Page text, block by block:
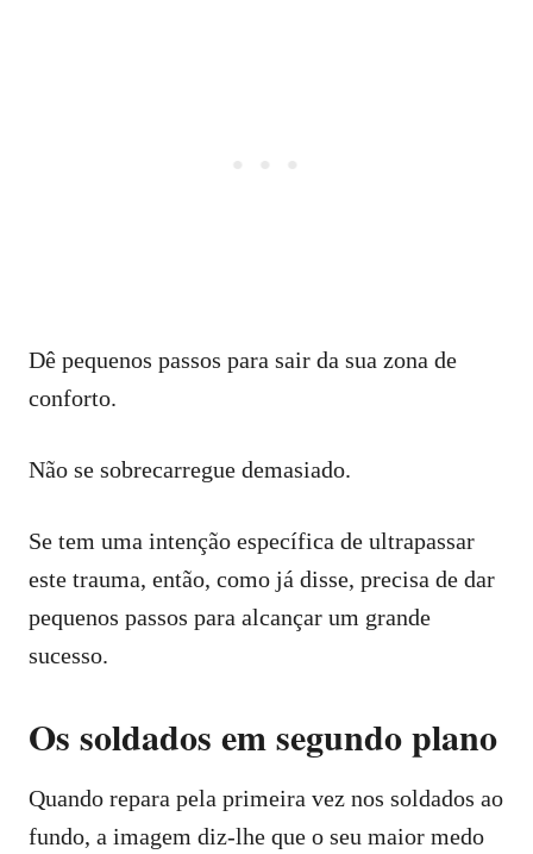
Dê pequenos passos para sair da sua zona de
conforto.
Não se sobrecarregue demasiado.
Se tem uma intenção específica de ultrapassar
este trauma, então, como já disse, precisa de dar
pequenos passos para alcançar um grande
sucesso.
Os soldados em segundo plano
Quando repara pela primeira vez nos soldados ao
fundo, a imagem diz-lhe que o seu maior medo